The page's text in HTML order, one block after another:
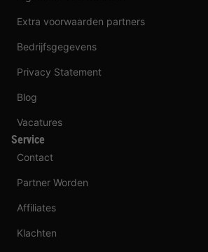
Extra voorwaarden partners
Bedrijfsgegevens
Privacy Statement
Blog
Vacatures
Service
Contact
Partner Worden
Affiliates
Klachten